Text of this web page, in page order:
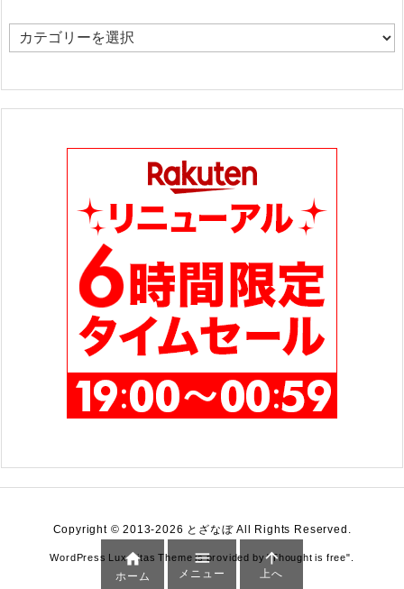
カ
ゴ
Copyright ©2013-2026 とざなぼAll Rights Reserved.
WordPress Luxeritas Theme is provided by "Thought is free".

ホーム

メニュー

上へ